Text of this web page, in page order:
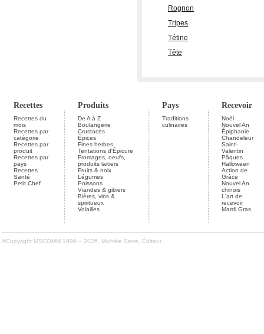
Rognon
Tripes
Tétine
Tête
Recettes Produits Pays Recevoir
Recettes du
mois
Recettes par
catégorie
Recettes par
produit
Recettes par
pays
Recettes
Santé
Petit Chef
De A à Z
Boulangerie
Crustacés
Épices
Fines herbes
Tentations d'Épicure
Fromages, oeufs,
produits laitiers
Fruits & noix
Légumes
Poissons
Viandes & gibiers
Bières, vins &
spiritueux
Volailles
Traditions
culinaires
Noël
Nouvel An
Épiphanie
Chandeleur
Saint-
Valentin
Pâques
Halloween
Action de
Grâce
Nouvel An
chinois
L'art de
recevoir
Mardi Gras
©Copyright MSCOMM 1996 – 2026. Michèle Serre, Éditeur